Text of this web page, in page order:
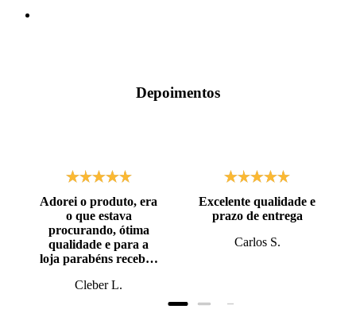
Depoimentos
Adorei o produto, era
o que estava
procurando, ótima
qualidade e para a
loja parabéns recebi o
prazo, super bem
Cleber L.
Excelente qualidade e
prazo de entrega
Carlos S.